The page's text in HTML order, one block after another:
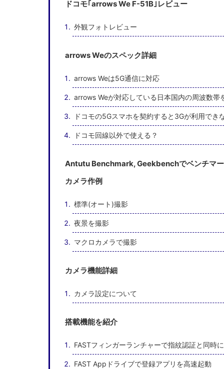
ドコモ｢arrows We F-51B｣レビュー
外観フォトレビュー
arrows Weのスペック詳細
arrows Weは5G通信に対応
arrows Weが対応している日本国内の周波数帯
ドコモの5Gスマホを契約すると3Gが利用でき
ドコモ回線以外で使える？
Antutu Benchmark, Geekbenchでベンチマ
カメラ作例
標準(オート)撮影
夜景を撮影
マクロカメラで撮影
カメラ機能詳細
カメラ設定について
搭載機能を紹介
FASTフィンガーランチャーで指紋認証と同時
FAST Appドライブで登録アプリを高速起動